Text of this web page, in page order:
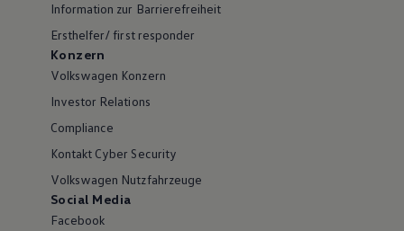
Information zur Barrierefreiheit
Ersthelfer/ first responder
Konzern
Volkswagen Konzern
Investor Relations
Compliance
Kontakt Cyber Security
Volkswagen Nutzfahrzeuge
Social Media
Facebook